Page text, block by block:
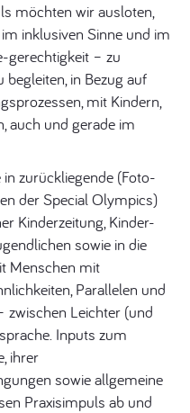
möchten wir ausloten,
inklusiven Sinne und im
gerechtigkeit – zu
in Bezug auf
mit Kindern,
auch und gerade im
zurückliegende (Foto-
der Special Olympics)
Kinderzeitung, Kinder-
sowie in die
Menschen mit
Parallelen und
zwischen Leichter (und
Inputs zum
ihrer
sowie allgemeine
Praxisimpuls ab und